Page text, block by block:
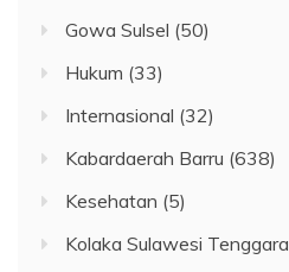
Gowa Sulsel (50)
Hukum (33)
Internasional (32)
Kabardaerah Barru (638)
Kesehatan (5)
Kolaka Sulawesi Tenggara